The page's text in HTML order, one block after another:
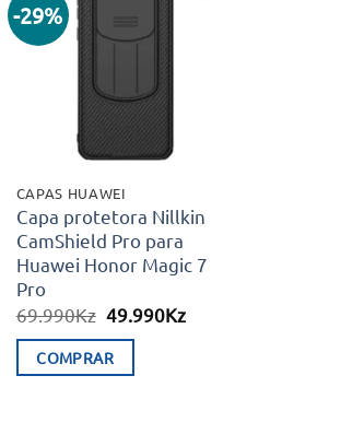
-29%
Adicionar
aos meus
desejos
CAPAS HUAWEI
Capa protetora Nillkin
CamShield Pro para
Huawei Honor Magic 7
Pro
69.990Kz O
original
era:
49.990KzO
COMPRAR